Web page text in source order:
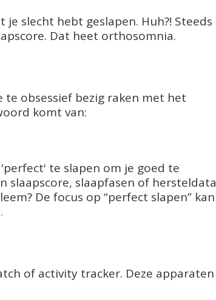
slecht hebt geslapen. Huh?! Steeds
Dat heet orthosomnia.
obsessief bezig raken met het
komt van:
te slapen om je goed te
slaapscore, slaapfasen of hersteldata
De focus op “perfect slapen” kan
of activity tracker. Deze apparaten